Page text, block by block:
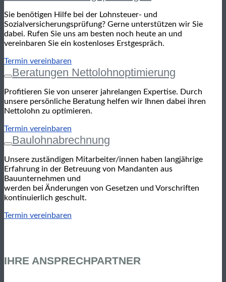
Sie benötigen Hilfe bei der Lohnsteuer- und
Sozialversicherungsprüfung? Gerne unterstützen wir Sie
dabei. Rufen Sie uns am besten noch heute an und
vereinbaren Sie ein kostenloses Erstgespräch.
Termin vereinbaren
Beratungen Nettolohnoptimierung
Profitieren Sie von unserer jahrelangen Expertise. Durch
unsere persönliche Beratung helfen wir Ihnen dabei ihren
Nettolohn zu optimieren.
Termin vereinbaren
Baulohnabrechnung
Unsere zuständigen Mitarbeiter/innen haben langjährige
Erfahrung in der Betreuung von Mandanten aus
Bauunternehmen und
werden bei Änderungen von Gesetzen und Vorschriften
kontinuierlich geschult.
Termin vereinbaren
IHRE ANSPRECHPARTNER